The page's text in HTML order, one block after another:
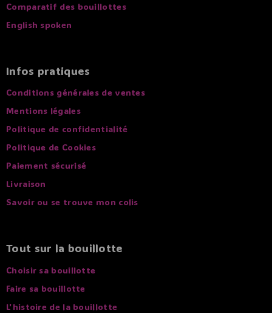
Comparatif des bouillottes
English spoken
Infos pratiques
Conditions générales de ventes
Mentions légales
Politique de confidentialité
Politique de Cookies
Paiement sécurisé
Livraison
Savoir ou se trouve mon colis
Tout sur la bouillotte
Choisir sa bouillotte
Faire sa bouillotte
L'histoire de la bouillotte